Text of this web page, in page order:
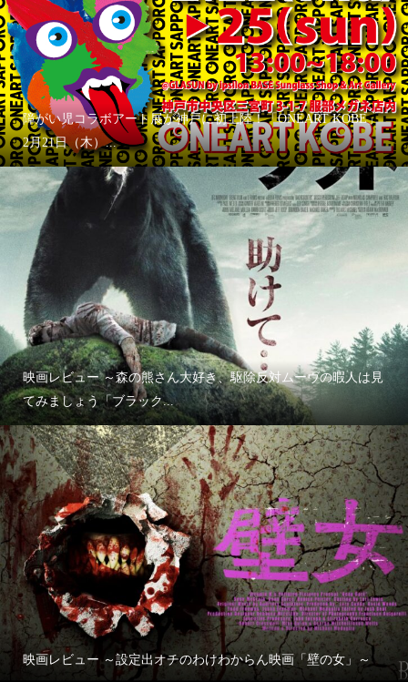
障がい児コラボアート展が神戸に初上陸！「ONEART KOBE」
2月21日（木）...
映画レビュー ～森の熊さん大好き、駆除反対ムーヴの暇人は見
てみましょう「ブラック...
映画レビュー ～設定出オチのわけわからん映画「壁の女」～